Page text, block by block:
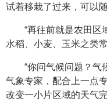
试着移栽了过来，可以
“再往前就是农田区
水稻、小麦、玉米之类
“你问气候问题？气
气象专家，配合上一点
改变一小片区域的天气